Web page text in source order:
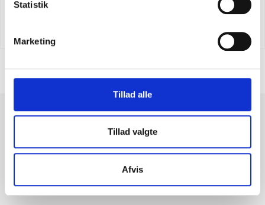
Statistik
Marketing
Tillad alle
Tillad valgte
Afvis
CARHARTT CORE LOGO T-SHIRT
BRA. Första köpet perfekt. Snabb leverans och en super produkt.
Det är inte sista gången jag handlar på Feiber.se
SØREN LUND